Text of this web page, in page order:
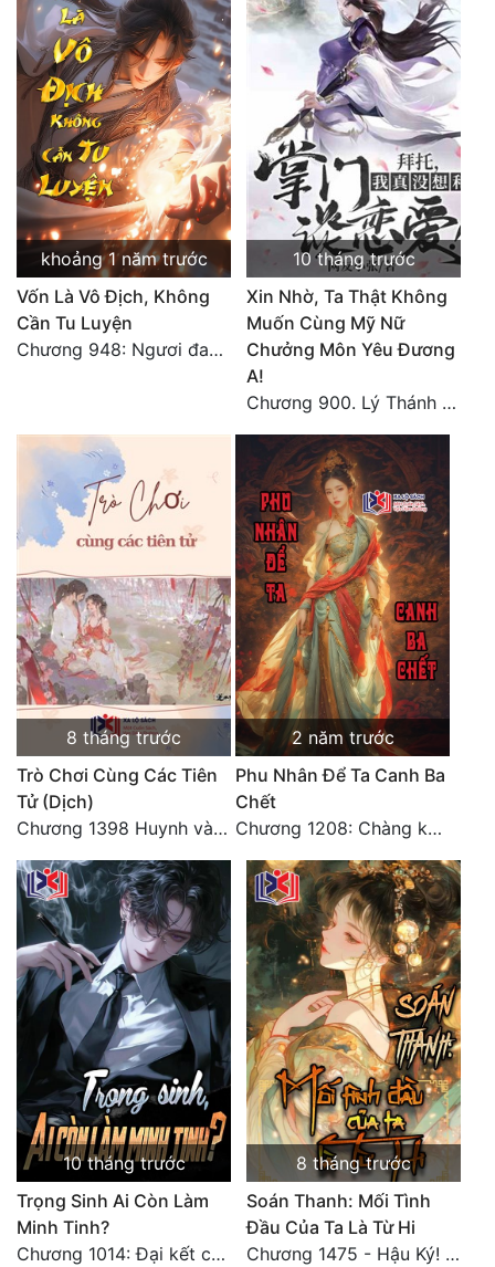
Tu Chân
Tu Tiên
Tội Phạm
Vô Địch
Võ Hiệp
Võng Du
Xuyên Không
Xuyên Nhanh
Đông Phương
Đông Phương Huyền Huyễn
Đồng Nhân
Cẩu Đạo Trường Sinh
Ngự Thú
Truyện Nam
Truyện Nữ
Vô Địch Lưu
Xây Dựng Thế Lực
Đam Mỹ
Đẹp Hiệp
Tính Cách Nhân Vật :
Cơ Trí
Sát Phạt Quyết Đoán
khoảng 1 năm trước
Vốn Là Vô Địch, Không
Cần Tu Luyện
Chương 948: Ngươi đang uy hiếp ta?
10 tháng trước
Xin Nhờ, Ta Thật Không
Muốn Cùng Mỹ Nữ
Chưởng Môn Yêu Đương
A!
Chương 900. Lý Thánh Tử cực khổ! (2)
8 tháng trước
Trò Chơi Cùng Các Tiên
Tử (Dịch)
Chương 1398 Huynh và muội (Đại kết cục)
2 năm trước
Phu Nhân Để Ta Canh Ba
Chết
Chương 1208: Chàng không được từ chối ta! (Đại kết cục) (3)
10 tháng trước
Trọng Sinh Ai Còn Làm
Minh Tinh?
Chương 1014: Đại kết cục 2
8 tháng trước
Soán Thanh: Mối Tình
Đầu Của Ta Là Từ Hi
Chương 1475 - Hậu Ký! Kết cục tốt đẹp! (HẾT)